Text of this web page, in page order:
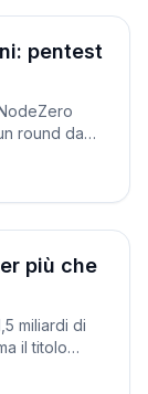
pentest
round da
più che
miliardi di
il titolo